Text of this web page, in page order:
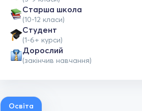
Старша школа
(10-12 класи)
Студент
(1-6+ курси)
Дорослий
(закінчив навчання)
Освіта